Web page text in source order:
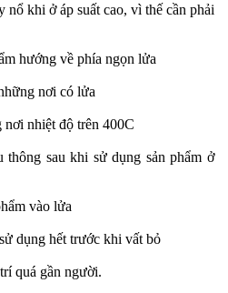
nổ khi ở áp suất cao, vì thế cần phải
hướng về phía ngọn lửa
nơi có lửa
nơi nhiệt độ trên 400C
sau khi sử dụng sản phẩm ở
vào lửa
dụng hết trước khi vất bỏ
quá gần người.